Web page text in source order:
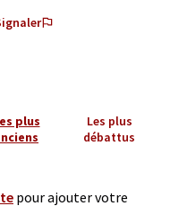
plus
Les plus
débattus
pour ajouter votre